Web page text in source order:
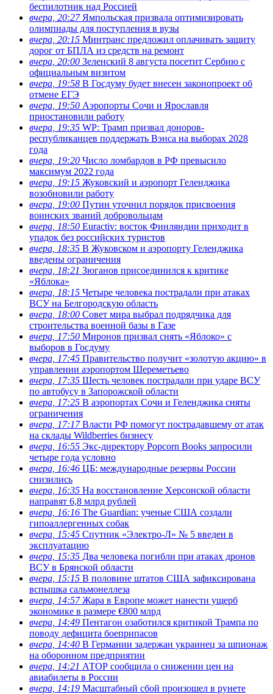
беспилотник над Россией
вчера, 20:27Ямпольская призвала оптимизировать
олимпиады для поступления в вузы
вчера, 20:15 Минтранс предложил оплачивать защиту
дорог от БПЛА из средств на ремонт
вчера, 20:00 Зеленский 8 августа посетит Сербию с
официальным визитом
вчера, 19:58 В Госдуму будет внесен законопроект об
отмене ЕГЭ
вчера, 19:50 Аэропорты Сочи и Ярославля
приостановили работу
вчера, 19:35 WP: Трамп призвал доноров-
республиканцев поддержать Вэнса на выборах 2028
года
вчера, 19:20 Число ломбардов в РФ превысило
максимум 2022 года
вчера, 19:15 Жуковский и аэропорт Геленджика
возобновили работу
вчера, 19:00 Путин уточнил порядок присвоения
воинских званий добровольцам
вчера, 18:50 Euractiv: восток Финляндии приходит в
упадок без российских туристов
вчера, 18:35 В Жуковском и аэропорту Геленджика
введены ограничения
вчера, 18:21 Зюганов присоединился к критике
«Яблока»
вчера, 18:15 Четыре человека пострадали при атаках
ВСУ на Белгородскую область
вчера, 18:00 Совет мира выбрал подрядчика для
строительства военной базы в Газе
вчера, 17:50 Миронов призвал снять «Яблоко» с
выборов в Госдуму
вчера, 17:45 Правительство получит «золотую акцию» в
управлении аэропортом Шереметьево
вчера, 17:35 Шесть человек пострадали при ударе ВСУ
по автобусу в Запорожской области
вчера, 17:25 В аэропортах Сочи и Геленджика сняты
ограничения
вчера, 17:17Власти РФ помогут пострадавшему от атак
на склады Wildberries бизнесу
вчера, 16:55 Экс-директору Popcorn Books запросили
четыре года условно
вчера, 16:46 ЦБ: международные резервы России
снизились
вчера, 16:35 На восстановление Херсонской области
направят 6,8 млрд рублей
вчера, 16:16 The Guardian: ученые США создали
гипоаллергенных собак
вчера, 15:45 Спутник «Электро-Л» № 5 введен в
эксплуатацию
вчера, 15:35 Два человека погибли при атаках дронов
ВСУ в Брянской области
вчера, 15:15 В половине штатов США зафиксирована
вспышка сальмонеллеза
вчера, 14:57Жара в Европе может нанести ущерб
экономике в размере €800 млрд
вчера, 14:49 Пентагон озаботился критикой Трампа по
поводу дефицита боеприпасов
вчера, 14:40 В Германии задержан украинец за шпионаж
на оборонном предприятии
вчера, 14:21 АТОР сообщила о снижении цен на
авиабилеты в России
вчера, 14:19 Масштабный сбой произошел в рунете